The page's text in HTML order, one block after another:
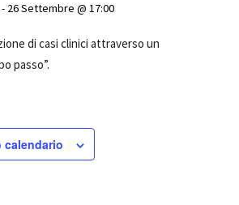
- 26 Settembre @ 17:00
di casi clinici attraverso un
passo”.
calendario